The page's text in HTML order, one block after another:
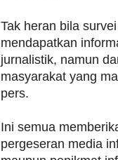
Tak heran bila
mendapatkan
jurnalistik, namun
masyarakat yang
pers.
Ini semua
pergeseran media